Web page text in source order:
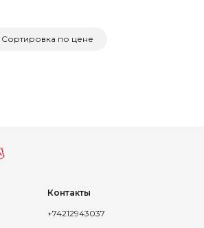
Сортировка по цене
Контакты
+74212943037